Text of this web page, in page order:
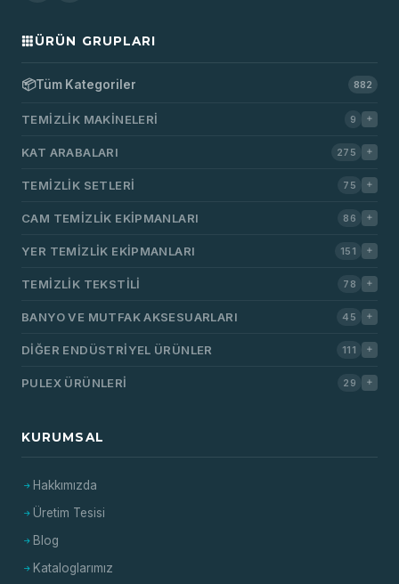
ÜRÜN GRUPLARI
📦Tüm Kategoriler 882
TEMIZLIK MAKINELERI 9
KAT ARABALARI 275
TEMIZLIK SETLERI 75
CAM TEMIZLIK EKIPMANLARI 86
YER TEMIZLIK EKIPMANLARI 151
TEMIZLIK TEKSTILI 78
BANYO VE MUTFAK AKSESUARLARI 45
DIĞER ENDÜSTRIYEL ÜRÜNLER 111
PULEX ÜRÜNLERI 29
KURUMSAL
Hakkımızda
Üretim Tesisi
Blog
Kataloglarımız